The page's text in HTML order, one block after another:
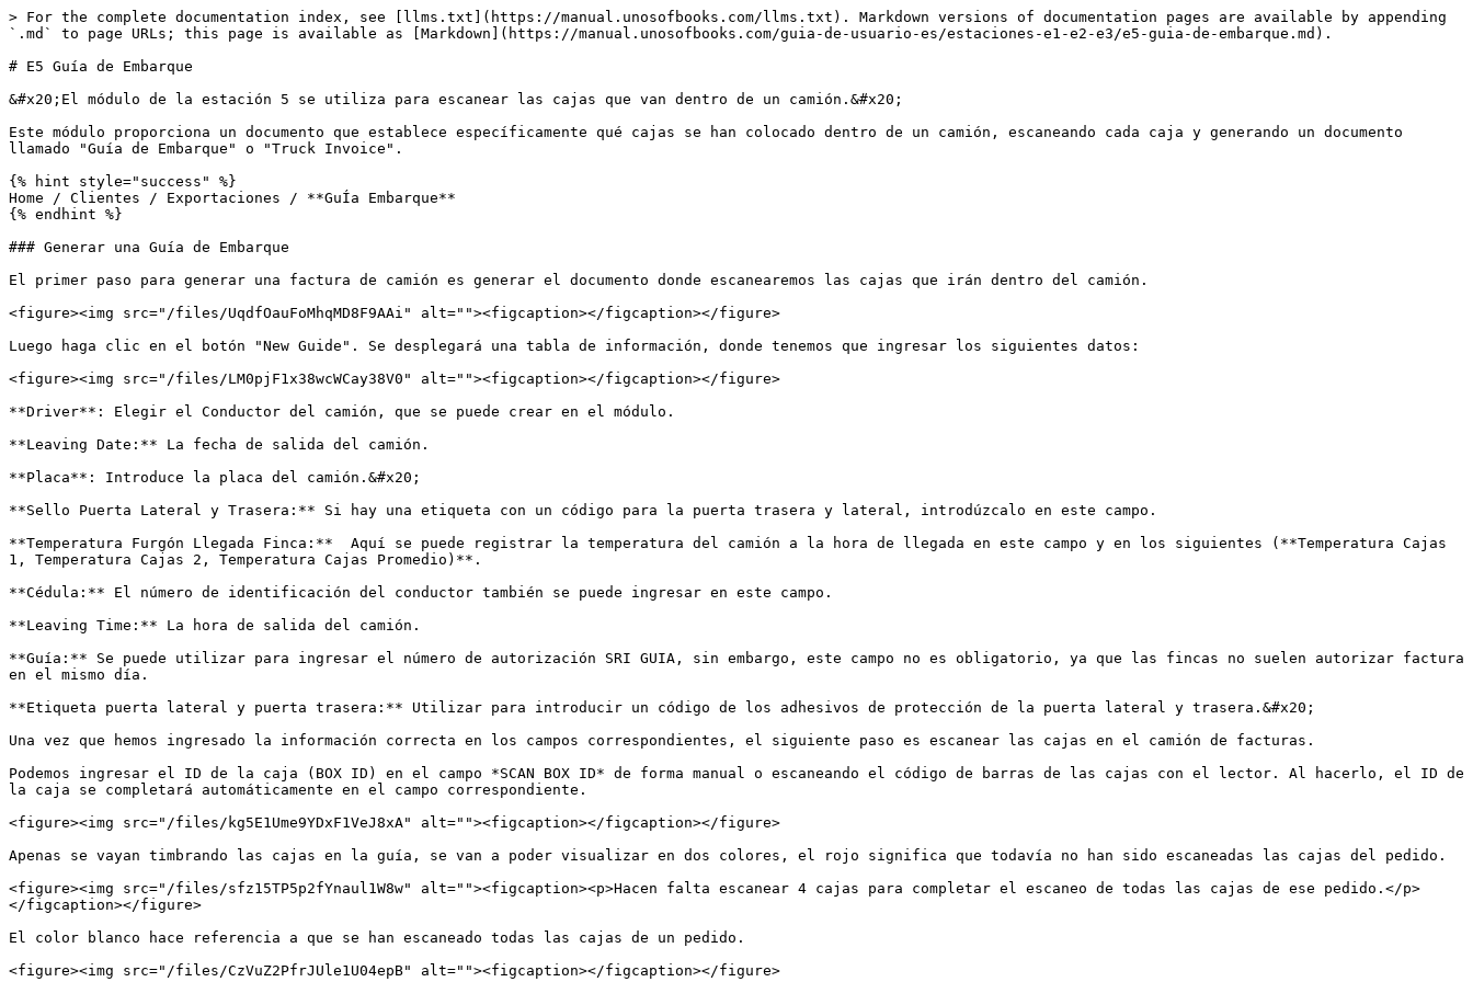
> For the complete documentation index, see [llms.txt](https://manual.unosofbooks.com/llms.txt). Markdown versions of documentation pages are available by appending
`.md` to page URLs; this page is available as [Markdown](https://manual.unosofbooks.com/guia-de-usuario-es/estaciones-e1-e2-e3/e5-guia-de-embarque.md).
# E5 Guía de Embarque
&#x20;El módulo de la estación 5 se utiliza para escanear las cajas que van dentro de un camión.&#x20;
Este módulo proporciona un documento que establece específicamente qué cajas se han colocado dentro de un camión, escaneando cada caja y generando un documento
llamado "Guía de Embarque" o "Truck Invoice".
{% hint style="success" %}
Home / Clientes / Exportaciones / **GuÍa Embarque**
{% endhint %}
### Generar una Guía de Embarque
El primer paso para generar una factura de camión es generar el documento donde escanearemos las cajas que irán dentro del camión.
<figure><img src="/files/UqdfOauFoMhqMD8F9AAi" alt=""><figcaption></figcaption></figure>
Luego haga clic en el botón "New Guide". Se desplegará una tabla de información, donde tenemos que ingresar los siguientes datos:
<figure><img src="/files/LM0pjF1x38wcWCay38V0" alt=""><figcaption></figcaption></figure>
**Driver**: Elegir el Conductor del camión, que se puede crear en el módulo.
**Leaving Date:** La fecha de salida del camión.
**Placa**: Introduce la placa del camión.&#x20;
**Sello Puerta Lateral y Trasera:** Si hay una etiqueta con un código para la puerta trasera y lateral, introdúzcalo en este campo.
**Temperatura Furgón Llegada Finca:**  Aquí se puede registrar la temperatura del camión a la hora de llegada en este campo y en los siguientes (**Temperatura Cajas
1, Temperatura Cajas 2, Temperatura Cajas Promedio)**.
**Cédula:** El número de identificación del conductor también se puede ingresar en este campo.
**Leaving Time:** La hora de salida del camión.
**Guía:** Se puede utilizar para ingresar el número de autorización SRI GUIA, sin embargo, este campo no es obligatorio, ya que las fincas no suelen autorizar factura
en el mismo día.
**Etiqueta puerta lateral y puerta trasera:** Utilizar para introducir un código de los adhesivos de protección de la puerta lateral y trasera.&#x20;
Una vez que hemos ingresado la información correcta en los campos correspondientes, el siguiente paso es escanear las cajas en el camión de facturas.
Podemos ingresar el ID de la caja (BOX ID) en el campo *SCAN BOX ID* de forma manual o escaneando el código de barras de las cajas con el lector. Al hacerlo, el ID de
la caja se completará automáticamente en el campo correspondiente.
<figure><img src="/files/kg5E1Ume9YDxF1VeJ8xA" alt=""><figcaption></figcaption></figure>
Apenas se vayan timbrando las cajas en la guía, se van a poder visualizar en dos colores, el rojo significa que todavía no han sido escaneadas las cajas del pedido.
<figure><img src="/files/sfz15TP5p2fYnaul1W8w" alt=""><figcaption><p>Hacen falta escanear 4 cajas para completar el escaneo de todas las cajas de ese pedido.</p>
</figcaption></figure>
El color blanco hace referencia a que se han escaneado todas las cajas de un pedido.
<figure><img src="/files/CzVuZ2PfrJUle1U04epB" alt=""><figcaption></figcaption></figure>